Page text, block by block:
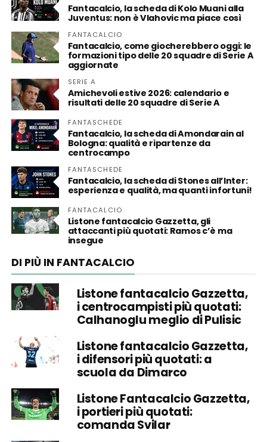
Fantacalcio, la scheda di Kolo Muani alla
Juventus: non è Vlahovic ma piace così
FANTACALCIO
Fantacalcio, come giocherebbero oggi: le
formazioni tipo delle 20 squadre di Serie A
aggiornate
SERIE A
Amichevoli estive 2026: calendario e
risultati delle 20 squadre di Serie A
FANTASCHEDE
Fantacalcio, la scheda di Amondarain al
Bologna: qualità e ripartenze da
centrocampo
FANTASCHEDE
Fantacalcio, la scheda di Stones all’Inter:
esperienza e qualità, ma quanti infortuni!
FANTACALCIO
Listone fantacalcio Gazzetta, gli
attaccanti più quotati: Ramos c’è ma
insegue
DI PIÙ IN FANTACALCIO
Listone fantacalcio Gazzetta,
i centrocampisti più quotati:
Calhanoglu meglio di Pulisic
Listone fantacalcio Gazzetta,
i difensori più quotati: a
scuola da Dimarco
Listone Fantacalcio Gazzetta,
i portieri più quotati:
comanda Svilar